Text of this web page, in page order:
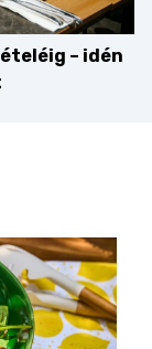
– idén